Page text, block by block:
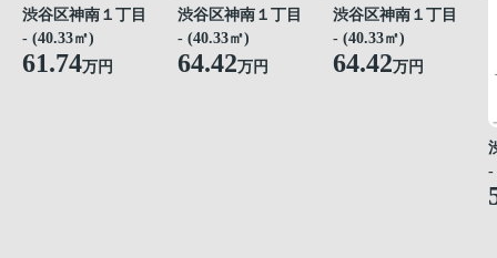
渋谷区神南１丁目
- (40.33㎡)
61.74万円
渋谷区神南１丁目
- (40.33㎡)
64.42万円
渋谷区神南１丁目
- (40.33㎡)
64.42万円
-